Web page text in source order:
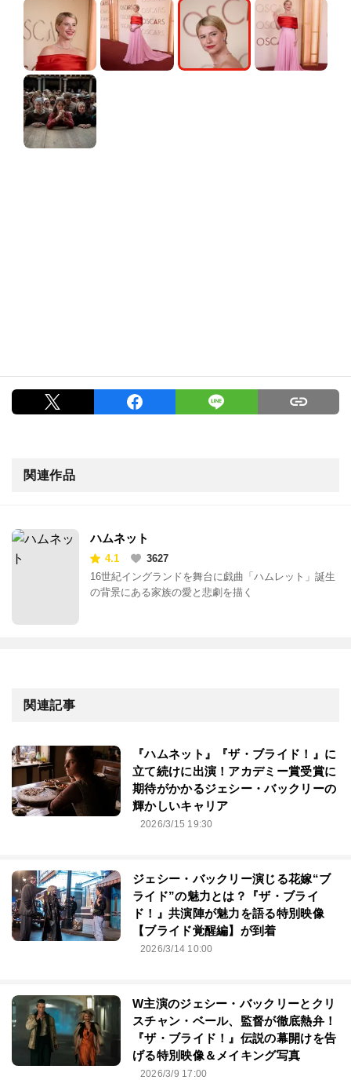
関連作品
ハムネット
4.1
3627
16世紀イングランドを舞台に戯曲「ハムレット」誕生
の背景にある家族の愛と悲劇を描く
関連記事
『ハムネット』『ザ・ブライド！』に
立て続けに出演！アカデミー賞受賞に
期待がかかるジェシー・バックリーの
輝かしいキャリア
2026/3/15 19:30
ジェシー・バックリー演じる花嫁“ブ
ライド”の魅力とは？『ザ・ブライ
ド！』共演陣が魅力を語る特別映像
【ブライド覚醒編】が到着
2026/3/14 10:00
W主演のジェシー・バックリーとクリ
スチャン・ベール、監督が徹底熱弁！
『ザ・ブライド！』伝説の幕開けを告
げる特別映像＆メイキング写真
2026/3/9 17:00